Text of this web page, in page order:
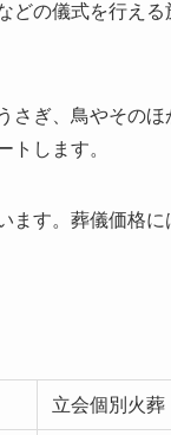
どの儀式を行える
さぎ、鳥やそのほ
します。
ます。葬儀価格に
立会個別火葬